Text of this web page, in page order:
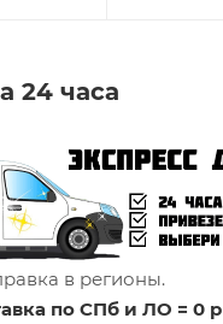
24 часа
в регионы.
по СПб и ЛО = 0 р